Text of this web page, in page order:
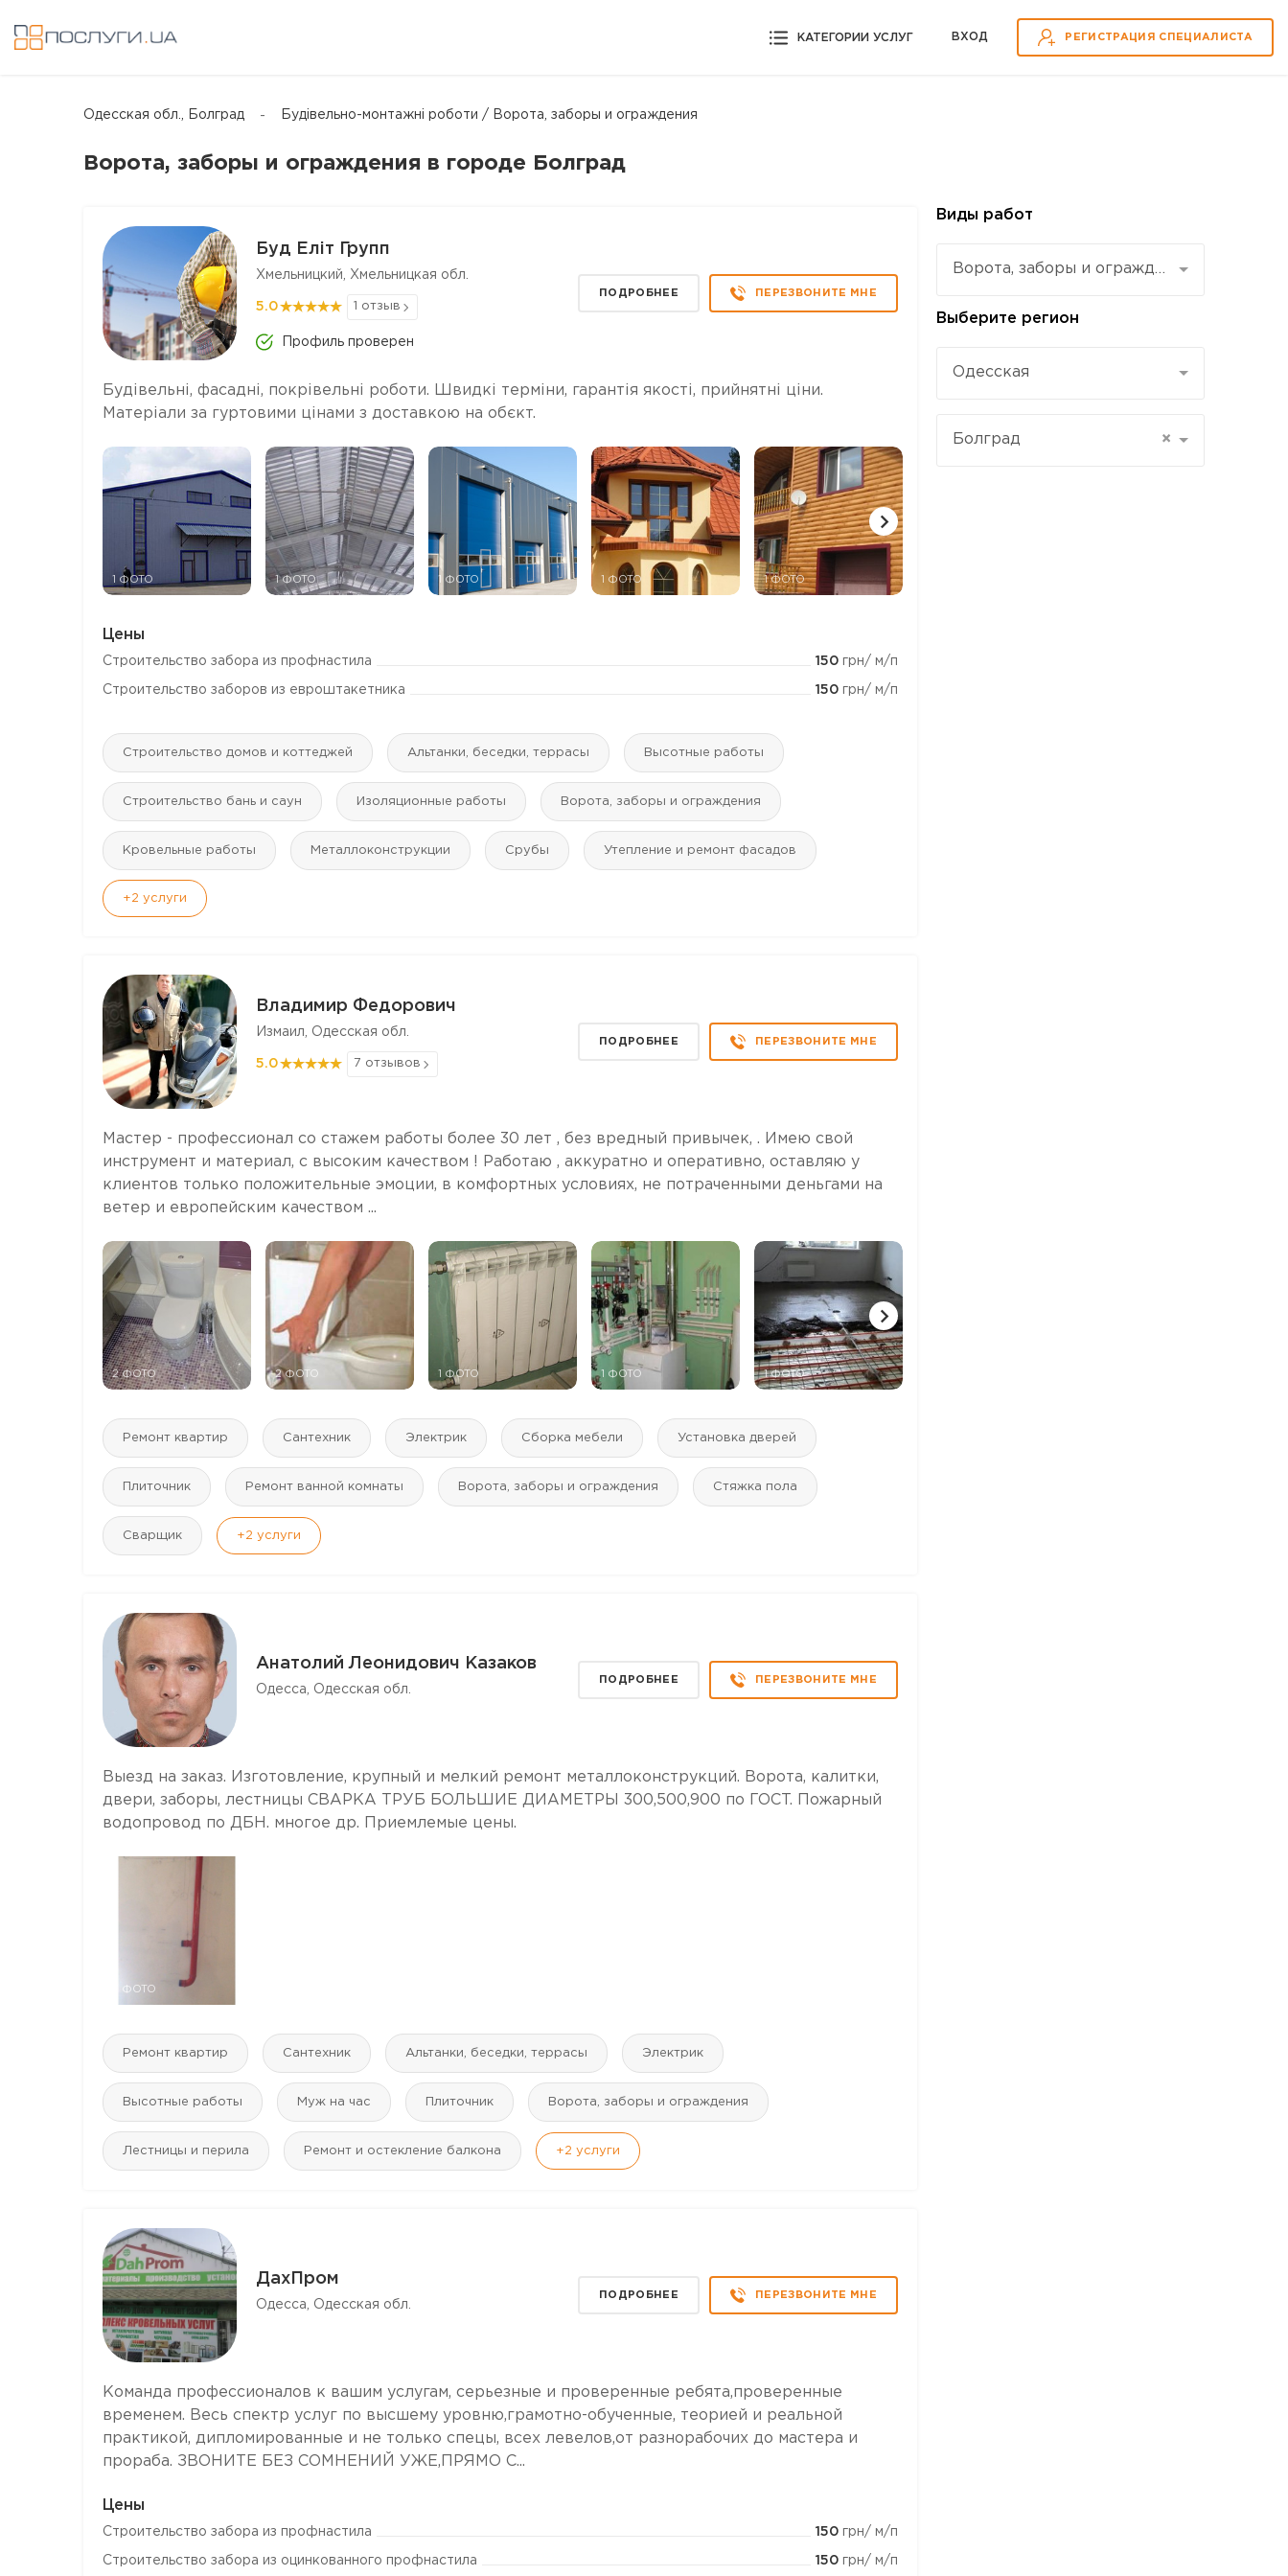
КАТЕГОРИИ УСЛУГ ВХOД РЕГИСТРАЦИЯ СПЕЦИАЛИСТА
Одесская обл., Болград Будівельно-монтажні роботи / Ворота, заборы и ограждения
Ворота, заборы и ограждения в городе Болград
Буд Еліт Групп
Хмельницкий, Хмельницкая обл.
5.0 1 отзыв
Профиль проверен
ПОДРОБНЕЕ ПЕРЕЗВОНИТЕ МНЕ
Будівельні, фасадні, покрівельні роботи. Швидкі терміни, гарантія якості, прийнятні ціни.
Матеріали за гуртовими цінами з доставкою на обєкт.
1 ФОТО 1 ФОТО 1 ФОТО 1 ФОТО 1 ФОТО
Цены
Строительство забора из профнастила 150 грн/ м/п
Строительство заборов из евроштакетника 150 грн/ м/п
Строительство домов и коттеджей Альтанки, беседки, террасы Высотные работы
Строительство бань и саун Изоляционные работы Ворота, заборы и ограждения
Кровельные работы Mеталлоконструкции Срубы Утепление и ремонт фасадов
+2 услуги
Владимир Федорович
Измаил, Одесская обл.
5.0 7 отзывов
ПОДРОБНЕЕ ПЕРЕЗВОНИТЕ МНЕ
Мастер - профессионал со стажем работы более 30 лет , без вредный привычек, . Имею свой
инструмент и материал, с высоким качеством ! Работаю , аккуратно и оперативно, оставляю у
клиентов только положительные эмоции, в комфортных условиях, не потраченными деньгами на
ветер и европейским качеством ...
2 ФОТО 2 ФОТО 1 ФОТО 1 ФОТО 1 ФОТО
Ремонт квартир Сантехник Электрик Сборка мебели Установка дверей
Плиточник Ремонт ванной комнаты Ворота, заборы и ограждения Стяжка пола
Сварщик +2 услуги
Анатолий Леонидович Казаков
Одесса, Одесская обл.
ПОДРОБНЕЕ ПЕРЕЗВОНИТЕ МНЕ
Выезд на заказ. Изготовление, крупный и мелкий ремонт металлоконструкций. Ворота, калитки,
двери, заборы, лестницы СВАРКА ТРУБ БОЛЬШИЕ ДИАМЕТРЫ 300,500,900 по ГОСТ. Пожарный
водопровод по ДБН. многое др. Приемлемые цены.
7 ФОТО
Ремонт квартир Сантехник Альтанки, беседки, террасы Электрик
Высотные работы Муж на час Плиточник Ворота, заборы и ограждения
Лестницы и перила Ремонт и остекление балкона +2 услуги
ДахПром
Одесса, Одесская обл.
ПОДРОБНЕЕ ПЕРЕЗВОНИТЕ МНЕ
Команда профессионалов к вашим услугам, серьезные и проверенные ребята,проверенные
временем. Весь спектр услуг по высшему уровню,грамотно-обученные, теорией и реальной
практикой, дипломированные и не только спецы, всех левелов,от разнорабочих до мастера и
прораба. ЗВОНИТЕ БЕЗ СОМНЕНИЙ УЖЕ,ПРЯМО С...
Цены
Строительство забора из профнастила 150 грн/ м/п
Строительство забора из оцинкованного профнастила 150 грн/ м/п
Виды работ
Ворота, заборы и ограждения
Выберите регион
Одесская
×
Болград